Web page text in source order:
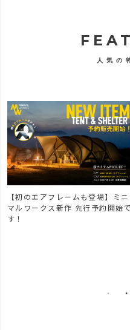
人気の
【初のエアフレームも登場】ミニ
マルワークス新作 先行予約開始で
す！